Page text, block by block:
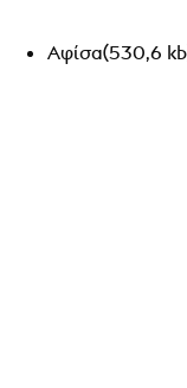
Αφίσα(530,6